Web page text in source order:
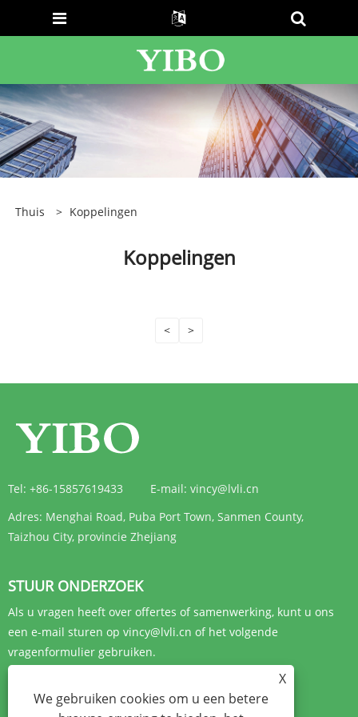
Thuis > Koppelingen
Koppelingen
< >
Tel: +86-15857619433 E-mail: vincy@lvli.cn
Adres: Menghai Road, Puba Port Town, Sanmen County,
Taizhou City, provincie Zhejiang
STUUR ONDERZOEK
Als u vragen heeft over offertes of samenwerking, kunt u ons
een e-mail sturen op vincy@lvli.cn of het volgende
vragenformulier gebruiken.
X
We gebruiken cookies om u een betere